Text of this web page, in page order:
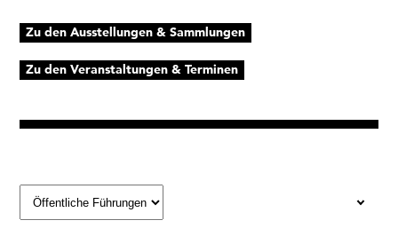
Zu den Ausstellungen & Sammlungen
Zu den Veranstaltungen & Terminen